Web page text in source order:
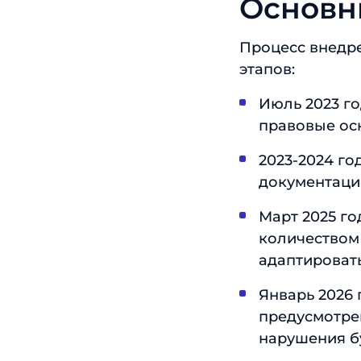
Процесс
этапов:
Июль 2023
правовые
2023-2024
Март 2025
Январь
нарушения